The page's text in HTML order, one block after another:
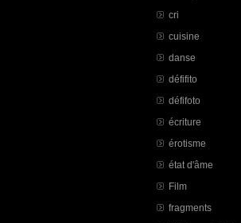
cri
cuisine
danse
défifito
défifoto
écriture
érotisme
état d'âme
Film
fragments